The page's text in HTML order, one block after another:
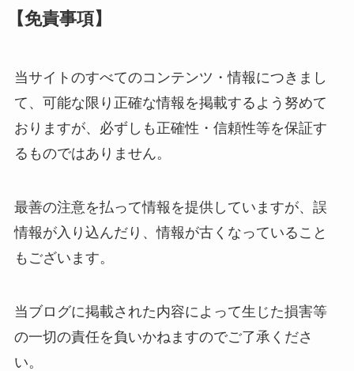
【免責事項】
当サイトのすべてのコンテンツ・情報につきまし
て、可能な限り正確な情報を掲載するよう努めて
おりますが、必ずしも正確性・信頼性等を保証す
るものではありません。
最善の注意を払って情報を提供していますが、誤
情報が入り込んだり、情報が古くなっていること
もございます。
当ブログに掲載された内容によって生じた損害等
の一切の責任を負いかねますのでご了承くださ
い。